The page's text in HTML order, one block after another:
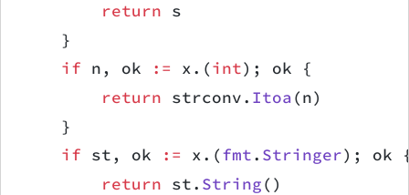
        return
s
    }
    if
n, ok := x.(int); ok {
        return
strconv. Itoa(n)
    }
    if
st, ok := x.(fmt. Stringer); ok
        return
st. String()